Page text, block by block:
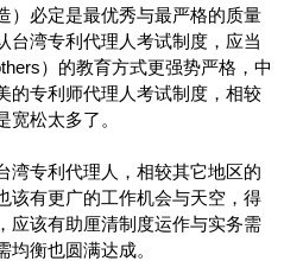
）必定是最优秀与最严格的质量
台湾专利代理人考试制度，应当
）的教育方式更强势严格，中
的专利师代理人考试制度，相较
松太多了。
湾专利代理人，相较其它地区的
该有更广的工作机会与天空，得
应该有助厘清制度运作与实务需
衡也圆满达成。